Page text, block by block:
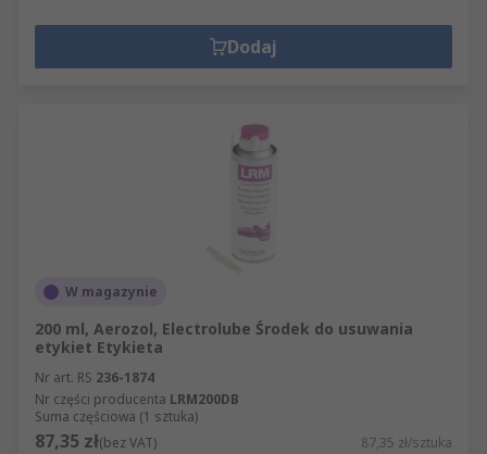
Dodaj
W magazynie
200 ml, Aerozol, Electrolube Środek do usuwania
etykiet Etykieta
Nr art. RS 236-1874
Nr części producenta LRM200DB
Suma częściowa (1 sztuka)
87,35 zł(bez VAT) 87,35 zł/sztuka